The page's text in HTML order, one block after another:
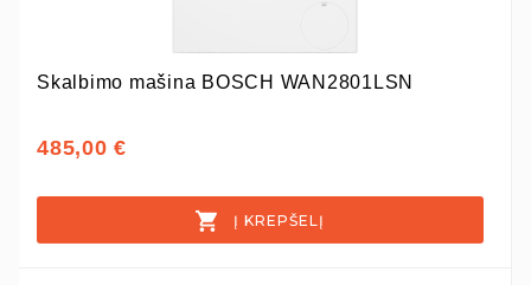
Skalbimo mašina BOSCH WAN2801LSN
485,00 €
Į KREPŠELĮ